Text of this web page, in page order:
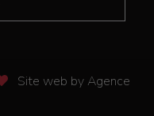
Site web by Agence